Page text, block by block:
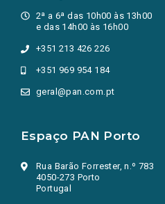
2ª a 6ª das 10h00 às 13h00
e das 14h00 às 16h00
+351 213 426 226
+351 969 954 184
geral@pan.com.pt
Espaço PAN Porto
Rua Barão Forrester, n.º 783
4050-273 Porto
Portugal